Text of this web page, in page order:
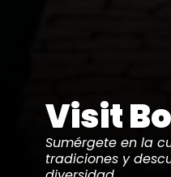
Visit
Sumérgete en la
tradiciones y